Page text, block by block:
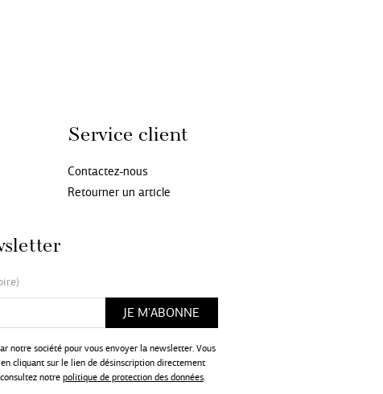
Service client
Contactez-nous
Retourner un article
notre société pour vous envoyer la newsletter. Vous
cliquant sur le lien de désinscription directement
notre politique de protection des données.